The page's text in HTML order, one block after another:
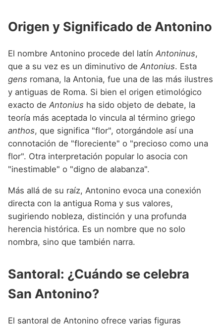
Nombres de niño que empiezan por V
Nombres de niño que empiezan por W
Nombres de niño que empiezan por X
Nombres de niño que empiezan por Y
Nombres de niño que empiezan por Z
Origen y Significado de Antonino
El nombre Antonino procede del latín Antoninus,
que a su vez es un diminutivo de Antonius. Esta
gens romana, la Antonia, fue una de las más ilustres
y antiguas de Roma. Si bien el origen etimológico
exacto de Antonius ha sido objeto de debate, la
teoría más aceptada lo vincula al término griego
anthos, que significa "flor", otorgándole así una
connotación de "floreciente" o "precioso como una
flor". Otra interpretación popular lo asocia con
"inestimable" o "digno de alabanza".
Más allá de su raíz, Antonino evoca una conexión
directa con la antigua Roma y sus valores,
sugiriendo nobleza, distinción y una profunda
herencia histórica. Es un nombre que no solo
nombra, sino que también narra.
Santoral: ¿Cuándo se celebra
San Antonino?
El santoral de Antonino ofrece varias figuras